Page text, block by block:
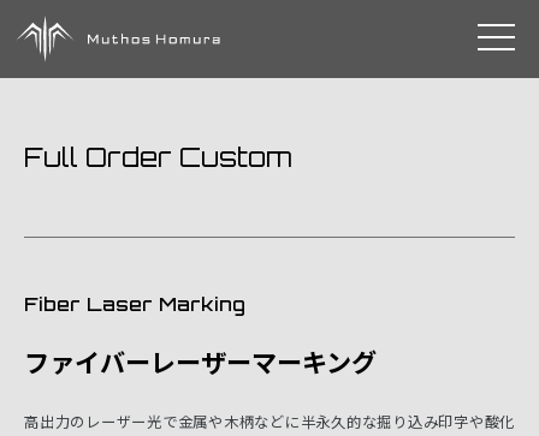
toggle
Full Order Custom
Fiber Laser Marking
ファイバーレーザーマーキング
高出力のレーザー光で金属や木柄などに半永久的な掘り込み印字や酸化